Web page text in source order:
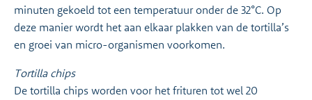
minuten gekoeld tot een temperatuur onder de 32°C. Op
deze manier wordt het aan elkaar plakken van de tortilla’s
en groei van micro-organismen voorkomen.
Tortilla chips
De tortilla chips worden voor het frituren tot wel 20